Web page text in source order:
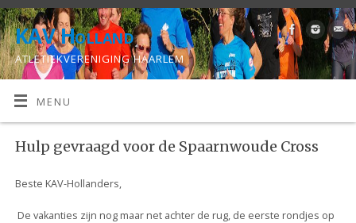
KAV Holland
ATLETIEKVERENIGING HAARLEM
MENU
Hulp gevraagd voor de Spaarnwoude Cross
Beste KAV-Hollanders,
De vakanties zijn nog maar net achter de rug, de eerste rondjes op